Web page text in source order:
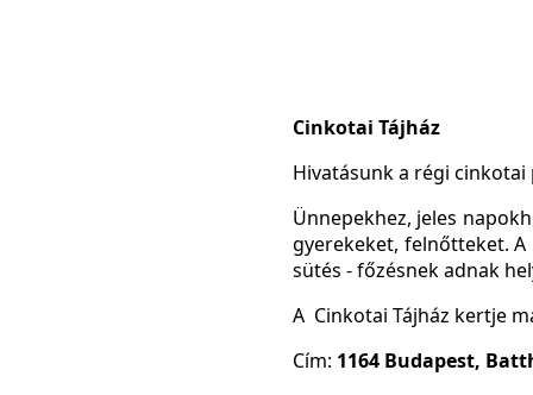
Cinkotai Tájház
Hivatásunk a régi
Ünnepekhez, jeles
gyerekeket, felnőtteket.
sütés - főzésnek adnak
A Cinkotai Tájház kertje
Cím: 1164 Budapest,